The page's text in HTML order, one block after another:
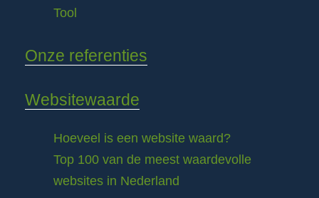
Tool
Onze referenties
Websitewaarde
Hoeveel is een website waard?
Top 100 van de meest waardevolle
websites in Nederland